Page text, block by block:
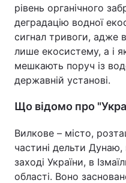
рівень органічного
деградацію водної
сигнал тривоги, адже
лише екосистему, а і
мешкають поруч із
державній установі.
Що відомо про
Вилкове – місто,
частині дельти
заході України, в
області. Воно